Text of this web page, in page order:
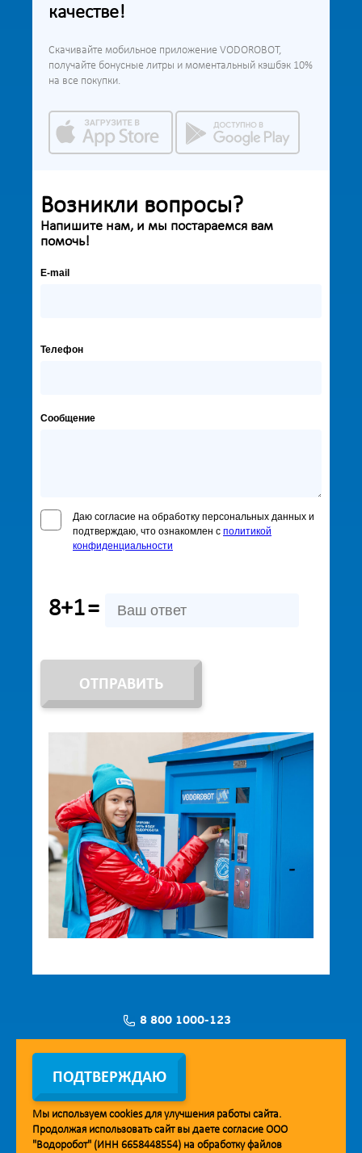
качестве!
Скачивайте мобильное приложение VODOROBOT,
получайте бонусные литры и моментальный кэшбэк 10%
на все покупки.
Возникли вопросы?
Напишите нам, и мы постараемся вам
помочь!
E-mail
Телефон
Сообщение
Даю согласие на обработку персональных данных и
подтверждаю, что ознакомлен с политикой
конфиденциальности
8+1=
ОТПРАВИТЬ
8 800 1000-123
Заявка на установку
Мобильное приложение Vodorobot
ПОДТВЕРЖДАЮ
Мы используем cookiesдля улучшения работы сайта.
Продолжая использовать сайт вы даете согласие ООО
"Водоробот" (ИНН 6658448554) на обработку файлов